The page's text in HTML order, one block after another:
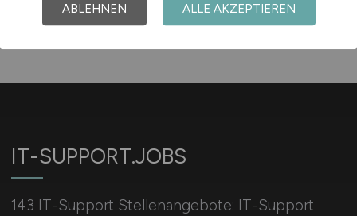
IT-SUPPORT.JOBS
143 IT-Support Stellenangebote: IT-Support
ABLEHNEN ALLE AKZEPTIEREN